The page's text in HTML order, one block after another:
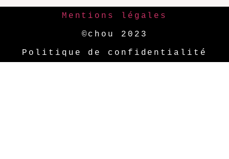
Mentions légales
©chou 2023
Politique de confidentialité